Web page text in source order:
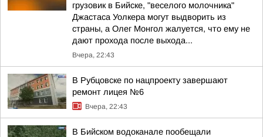
грузовик в Бийске, "веселого молочника"
Джастаса Уолкера могут выдворить из
страны, а Олег Монгол жалуется, что ему не
дают прохода после выхода...
Вчера, 22:43
В Рубцовске по нацпроекту завершают
ремонт лицея №6
Вчера, 22:43
В Бийском водоканале пообещали